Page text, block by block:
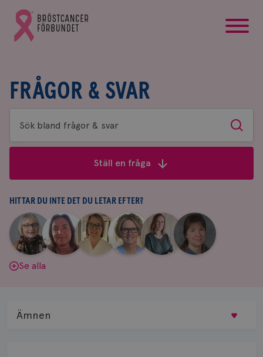
Gå
till
Bröstcancerförbundets
FRÅGOR & SVAR
Sök
bland
&
svar
Sök
Ställ en fråga
HITTAR DU INTE DET DU LETAR EFTER?
Aina
Johnsson
|
Anne
Andersson
Fredrika
Killander
|
Jeanette
Bäcklund
|
Maria
Edegran
|
Yvette
Andersson
Se alla
Ämnen